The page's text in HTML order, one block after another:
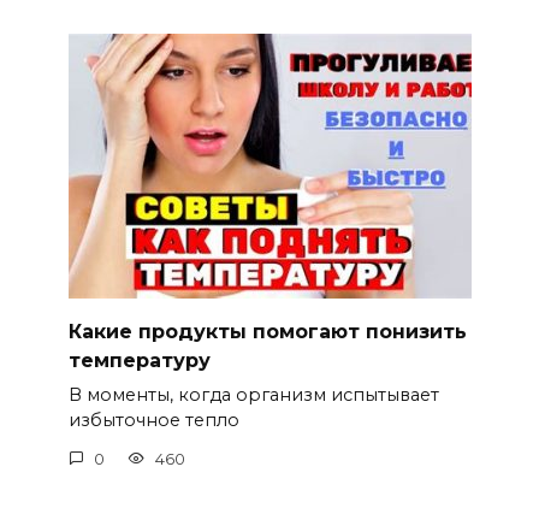
Какие продукты помогают понизить
температуру
В моменты, когда организм испытывает
избыточное тепло
0 460